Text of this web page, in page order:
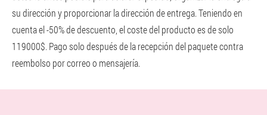
su dirección y proporcionar la dirección de entrega. Teniendo en
cuenta el -50% de descuento, el coste del producto es de solo
119000$. Pago solo después de la recepción del paquete contra
reembolso por correo o mensajería.